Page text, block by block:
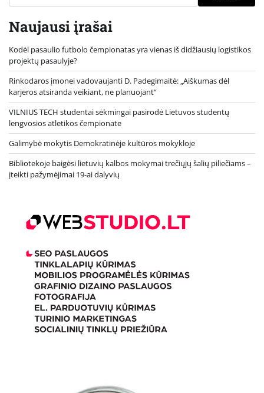
Naujausi įrašai
Kodėl pasaulio futbolo čempionatas yra vienas iš didžiausių logistikos
projektų pasaulyje?
Rinkodaros įmonei vadovaujanti D. Padegimaitė: „Aiškumas dėl
karjeros atsiranda veikiant, ne planuojant“
VILNIUS TECH studentai sėkmingai pasirodė Lietuvos studentų
lengvosios atletikos čempionate
Galimybė mokytis Demokratinėje kultūros mokykloje
Bibliotekoje baigėsi lietuvių kalbos mokymai trečiųjų šalių piliečiams –
įteikti pažymėjimai 19-ai dalyvių